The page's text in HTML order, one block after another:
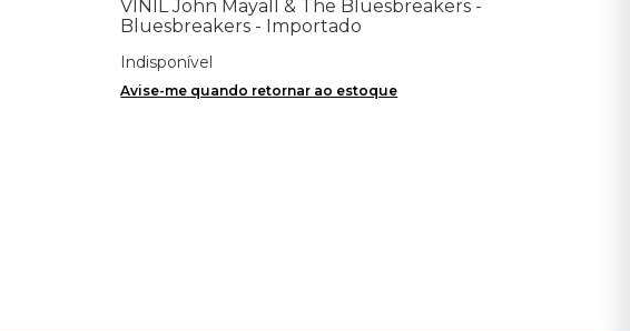
VINIL John Mayall & The Bluesbreakers -
Bluesbreakers - Importado
Indisponível
Avise-me quando retornar ao estoque